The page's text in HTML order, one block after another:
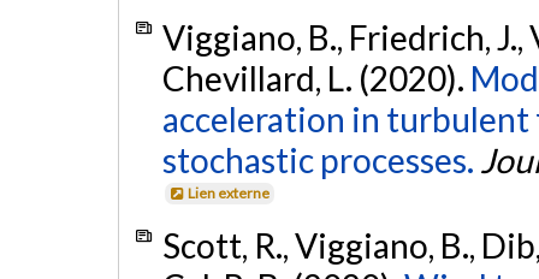
Viggiano, B., Friedrich, J.,
Chevillard, L. (2020).
acceleration in
stochastic processes.
Lien externe
Scott, R., Viggiano, B.,